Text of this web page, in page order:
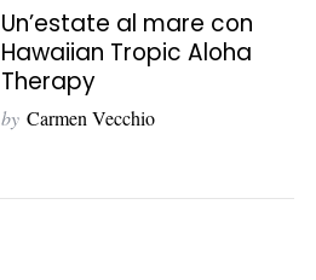
Un’estate al mare con
Hawaiian Tropic Aloha
Therapy
by Carmen Vecchio